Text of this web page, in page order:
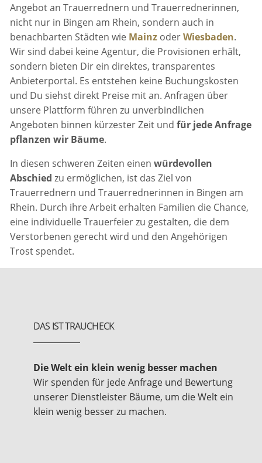
Angebot an Trauerrednern und Trauerrednerinnen,
nicht nur in Bingen am Rhein, sondern auch in
benachbarten Städten wie Mainz oderWiesbaden.
Wir sind dabei keine Agentur, die Provisionen erhält,
sondern bieten Dir ein direktes, transparentes
Anbieterportal. Es entstehen keine Buchungskosten
und Du siehst direkt Preise mit an. Anfragen über
unsere Plattform führen zu unverbindlichen
Angeboten binnen kürzester Zeit undfür jede Anfrage
pflanzen wir Bäume.
In diesen schweren Zeiten einenwürdevollen
Abschied zu ermöglichen, ist das Ziel von
Trauerrednern und Trauerrednerinnen in Bingen am
Rhein. Durch ihre Arbeit erhalten Familien die Chance,
eine individuelle Trauerfeier zu gestalten, die dem
Verstorbenen gerecht wird und den Angehörigen
Trost spendet.
DAS IST TRAUCHECK
Die Welt ein klein wenig besser machen
Wir spenden für jede Anfrage und Bewertung
unserer Dienstleister Bäume, um die Welt ein
klein wenig besser zu machen.